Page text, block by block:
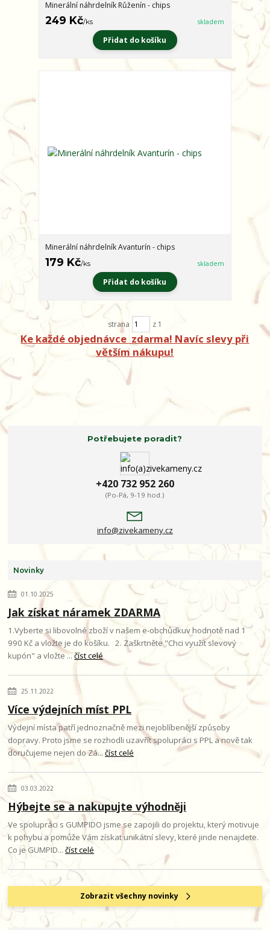
Minerální náhrdelník Růženín - chips
249 Kč/ks skladem
Přidat do košíku
Minerální náhrdelník Avanturín - chips
179 Kč/ks skladem
Přidat do košíku
strana z 1
Ke každé objednávce zdarma! Navíc slevy při
větším nákupu!
Potřebujete poradit?
+420 732 952 260
(Po-Pá, 9-19 hod.)
info@zivekameny.cz
Novinky
01.10.2025
Jak získat náramek ZDARMA
1.Vyberte si libovolné zboží v našem e-obchůdkuv hodnotě nad 1
990 Kč a vložte je do košíku. 2. Zaškrtněte "Chci využít slevový
kupón" a vložte ...číst celé
25.11.2022
Více výdejních míst PPL
Výdejní místa patří jednoznačně mezi nejoblíbenější způsoby
dopravy. Proto jsme se rozhodli uzavřít spolupráci s PPL a nově tak
doručujeme nejen do Zá...číst celé
03.03.2022
Hýbejte se a nakupujte výhodněji
Ve spolupráci s GUMPIDO jsme se zapojili do projektu, který motivuje
k pohybu a pomůže Vám získat unikátní slevy, které jinde nenajdete.
Co je GUMPID...číst celé
Zobrazit všechny novinky